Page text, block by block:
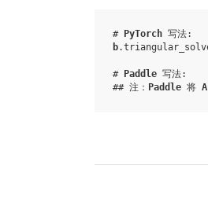
# PyTorch 写法:
b.
# Paddle 写法:
## 注： Paddle 将 A